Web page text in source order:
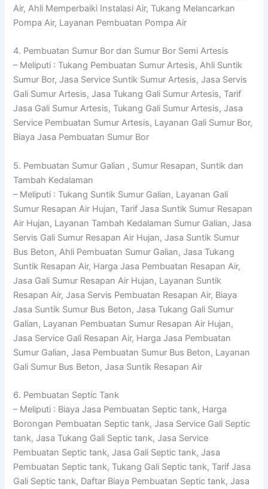
Air, Ahli Memperbaiki Instalasi Air, Tukang Melancarkan
Pompa Air, Layanan Pembuatan Pompa Air
4. Pembuatan Sumur Bor dan Sumur Bor Semi Artesis
– Meliputi : Tukang Pembuatan Sumur Artesis, Ahli Suntik
Sumur Bor, Jasa Service Suntik Sumur Artesis, Jasa Servis
Gali Sumur Artesis, Jasa Tukang Gali Sumur Artesis, Tarif
Jasa Gali Sumur Artesis, Tukang Gali Sumur Artesis, Jasa
Service Pembuatan Sumur Artesis, Layanan Gali Sumur Bor,
Biaya Jasa Pembuatan Sumur Bor
5. Pembuatan Sumur Galian , Sumur Resapan, Suntik dan
Tambah Kedalaman
– Meliputi : Tukang Suntik Sumur Galian, Layanan Gali
Sumur Resapan Air Hujan, Tarif Jasa Suntik Sumur Resapan
Air Hujan, Layanan Tambah Kedalaman Sumur Galian, Jasa
Servis Gali Sumur Resapan Air Hujan, Jasa Suntik Sumur
Bus Beton, Ahli Pembuatan Sumur Galian, Jasa Tukang
Suntik Resapan Air, Harga Jasa Pembuatan Resapan Air,
Jasa Gali Sumur Resapan Air Hujan, Layanan Suntik
Resapan Air, Jasa Servis Pembuatan Resapan Air, Biaya
Jasa Suntik Sumur Bus Beton, Jasa Tukang Gali Sumur
Galian, Layanan Pembuatan Sumur Resapan Air Hujan,
Jasa Service Gali Resapan Air, Harga Jasa Pembuatan
Sumur Galian, Jasa Pembuatan Sumur Bus Beton, Layanan
Gali Sumur Bus Beton, Jasa Suntik Resapan Air
6. Pembuatan Septic Tank
– Meliputi : Biaya Jasa Pembuatan Septic tank, Harga
Borongan Pembuatan Septic tank, Jasa Service Gali Septic
tank, Jasa Tukang Gali Septic tank, Jasa Service
Pembuatan Septic tank, Jasa Gali Septic tank, Jasa
Pembuatan Septic tank, Tukang Gali Septic tank, Tarif Jasa
Gali Septic tank, Daftar Biaya Pembuatan Septic tank, Jasa